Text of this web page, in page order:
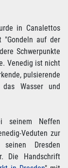
in Canalettos
"Gondeln auf der
Schwerpunkte
Venedig ist nicht
pulsierende
Wasser und
seinem Neffen
Veduten zur
Dresden
Die Handschrift